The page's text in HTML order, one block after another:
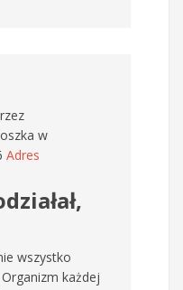
w
Adres
wszystko
każdej